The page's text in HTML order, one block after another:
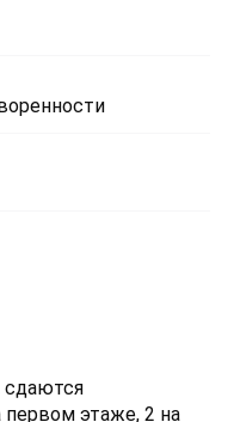
первом этаже, 2 на